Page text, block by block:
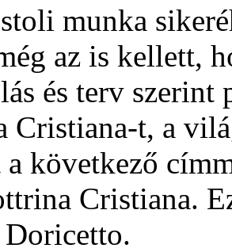
munka
az is kellett,
és terv szerint
Cristiana-t, a
következő
Cristiana.